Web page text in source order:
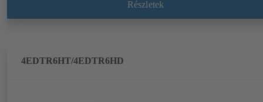
Részletek
4EDTR6HT/4EDTR6HD